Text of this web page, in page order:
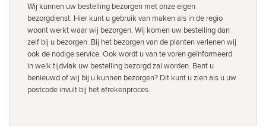
Wij kunnen uw bestelling bezorgen met onze eigen
bezorgdienst. Hier kunt u gebruik van maken als in de regio
woont werkt waar wij bezorgen. Wij komen uw bestelling dan
zelf bij u bezorgen. Bij het bezorgen van de planten verlenen wij
ook de nodige service. Ook wordt u van te voren geïnformeerd
in welk tijdvlak uw bestelling bezorgd zal worden. Bent u
benieuwd of wij bij u kunnen bezorgen? Dit kunt u zien als u uw
postcode invult bij het afrekenproces.